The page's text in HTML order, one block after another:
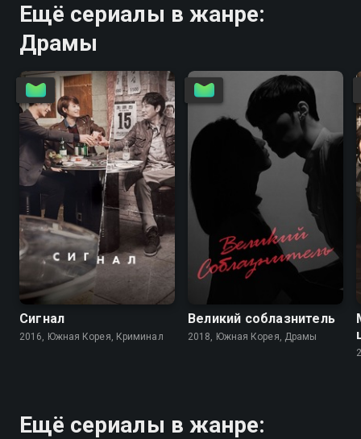
Ещё сериалы в жанре:
Драмы
8.2 8.5
Сигнал
2016, Южная Корея, Криминал
7.5 7.1
Великий соблазнитель
2018, Южная Корея, Драмы
Ещё сериалы в жанре: